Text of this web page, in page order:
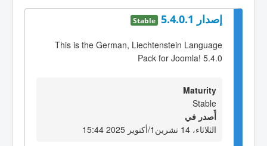
إصدار 5.4.0.1 Stable
This is the German, Liechtenstein Language
Pack for Joomla! 5.4.0
Maturity
Stable
أٌصدر في
الثلاثاء، 14 تشرين1/أكتوير 2025 15:44